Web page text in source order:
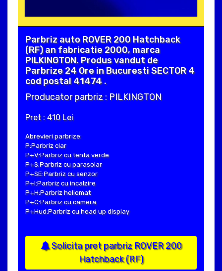
Parbriz auto ROVER 200 Hatchback
(RF) an fabricatie 2000, marca
PILKINGTON. Produs vandut de
Parbrize 24 Ore in Bucuresti SECTOR 4
cod postal 41474 .
Producator parbriz : PILKINGTON
Pret : 410 Lei
Abrevieri parbrize:
P:Parbriz clar
P+V:Parbriz cu tenta verde
P+S:Parbriz cu parasolar
P+SE:Parbriz cu senzor
P+I:Parbriz cu incalzire
P+H:Parbriz heliomat
P+C:Parbriz cu camera
P+Hud:Parbriz cu head up display
Solicita pret parbriz ROVER 200
Hatchback (RF)